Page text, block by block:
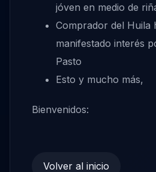
jóven en medio de
Comprador del Huila
manifestado interés
Pasto
Esto y mucho más,
Bienvenidos:
Volver al inicio